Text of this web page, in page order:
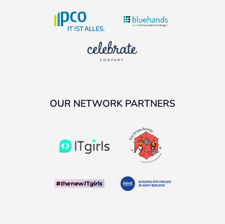
OUR NETWORK PARTNERS